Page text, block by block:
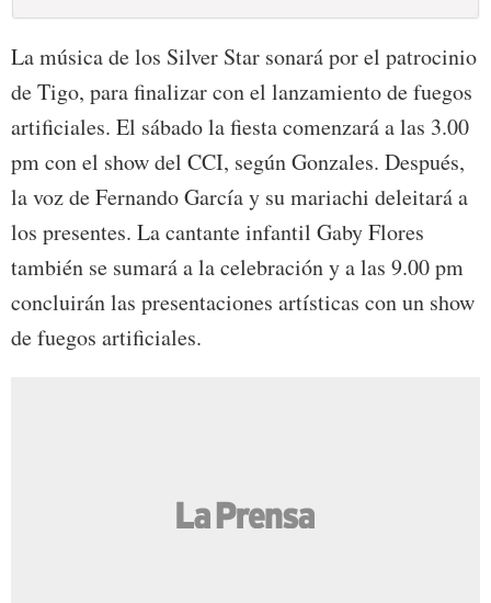
La música de los Silver Star sonará por el patrocinio
de Tigo, para finalizar con el lanzamiento de fuegos
artificiales. El sábado la fiesta comenzará a las 3.00
pm con el show del CCI, según Gonzales. Después,
la voz de Fernando García y su mariachi deleitará a
los presentes. La cantante infantil Gaby Flores
también se sumará a la celebración y a las 9.00 pm
concluirán las presentaciones artísticas con un show
de fuegos artificiales.